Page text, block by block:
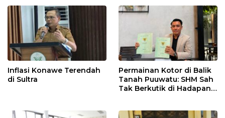
Inflasi Konawe Terendah
di Sultra
Permainan Kotor di Balik
Tanah Puuwatu: SHM Sah
Tak Berkutik di Hadapan